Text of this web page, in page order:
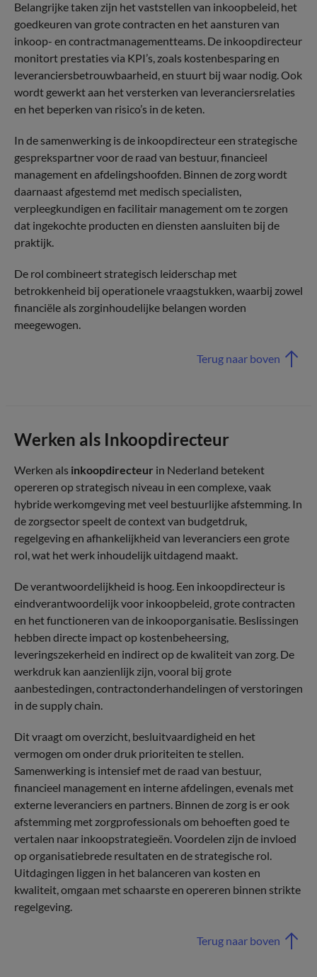
Belangrijke taken zijn het vaststellen van inkoopbeleid, het
goedkeuren van grote contracten en het aansturen van
inkoop- en contractmanagementteams. De inkoopdirecteur
monitort prestaties via KPI’s, zoals kostenbesparing en
leveranciersbetrouwbaarheid, en stuurt bij waar nodig. Ook
wordt gewerkt aan het versterken van leveranciersrelaties
en het beperken van risico’s in de keten.
In de samenwerking is de inkoopdirecteur een strategische
gesprekspartner voor de raad van bestuur, financieel
management en afdelingshoofden. Binnen de zorg wordt
daarnaast afgestemd met medisch specialisten,
verpleegkundigen en facilitair management om te zorgen
dat ingekochte producten en diensten aansluiten bij de
praktijk.
De rol combineert strategisch leiderschap met
betrokkenheid bij operationele vraagstukken, waarbij zowel
financiële als zorginhoudelijke belangen worden
meegewogen.
Terug naar boven
Werken als Inkoopdirecteur
Werken als inkoopdirecteur in Nederland betekent
opereren op strategisch niveau in een complexe, vaak
hybride werkomgeving met veel bestuurlijke afstemming. In
de zorgsector speelt de context van budgetdruk,
regelgeving en afhankelijkheid van leveranciers een grote
rol, wat het werk inhoudelijk uitdagend maakt.
De verantwoordelijkheid is hoog. Een inkoopdirecteur is
eindverantwoordelijk voor inkoopbeleid, grote contracten
en het functioneren van de inkooporganisatie. Beslissingen
hebben directe impact op kostenbeheersing,
leveringszekerheid en indirect op de kwaliteit van zorg. De
werkdruk kan aanzienlijk zijn, vooral bij grote
aanbestedingen, contractonderhandelingen of verstoringen
in de supply chain.
Dit vraagt om overzicht, besluitvaardigheid en het
vermogen om onder druk prioriteiten te stellen.
Samenwerking is intensief met de raad van bestuur,
financieel management en interne afdelingen, evenals met
externe leveranciers en partners. Binnen de zorg is er ook
afstemming met zorgprofessionals om behoeften goed te
vertalen naar inkoopstrategieën. Voordelen zijn de invloed
op organisatiebrede resultaten en de strategische rol.
Uitdagingen liggen in het balanceren van kosten en
kwaliteit, omgaan met schaarste en opereren binnen strikte
regelgeving.
Terug naar boven